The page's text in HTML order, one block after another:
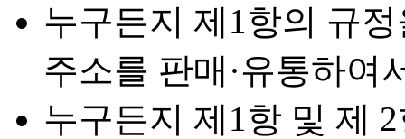
누구든지 제1항의 규
주소를 판매·유통하여
누구든지 제1항 및 제